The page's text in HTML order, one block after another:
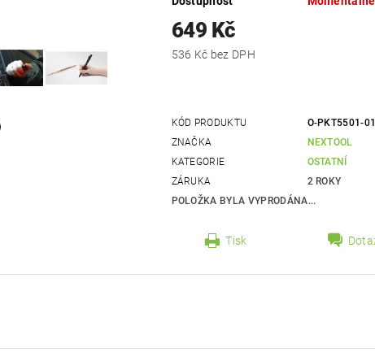
649 Kč
536 Kč bez DPH
KÓD PRODUKTU
O-PKT5501-01
ZNAČKA
NEXTOOL
KATEGORIE
OSTATNÍ
ZÁRUKA
2 ROKY
POLOŽKA BYLA VYPRODÁNA...
Tisk